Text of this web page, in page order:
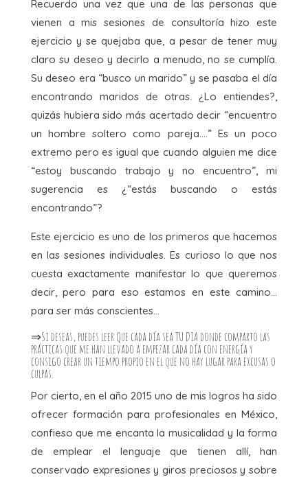
Recuerdo una vez que una de las personas que
vienen a mis sesiones de consultoría hizo este
ejercicio y se quejaba que, a pesar de tener muy
claro su deseo y decirlo a menudo, no se cumplía.
Su deseo era “busco un marido” y se pasaba el día
encontrando maridos de otras. ¿Lo entiendes?,
quizás hubiera sido más acertado decir “encuentro
un hombre soltero como pareja….” Es un poco
extremo pero es igual que cuando alguien me dice
“estoy buscando trabajo y no encuentro”, mi
sugerencia es ¿“estás buscando o estás
encontrando”?
Este ejercicio es uno de los primeros que hacemos
en las sesiones individuales. Es curioso lo que nos
cuesta exactamente manifestar lo que queremos
decir, pero para eso estamos en este camino…
para ser más conscientes…
⇒Si deseas, puedes leer Que cada día sea TU DIA donde comparto las
prácticas que me han llevado a empezar cada día con energía y
consigo crear un tiempo propio en el que no hay lugar para excusas o
culpas.
Por cierto, en el año 2015 uno de mis logros ha sido
ofrecer formación para profesionales en México,
confieso que me encanta la musicalidad y la forma
de emplear el lenguaje que tienen allí, han
conservado expresiones y giros preciosos y sobre